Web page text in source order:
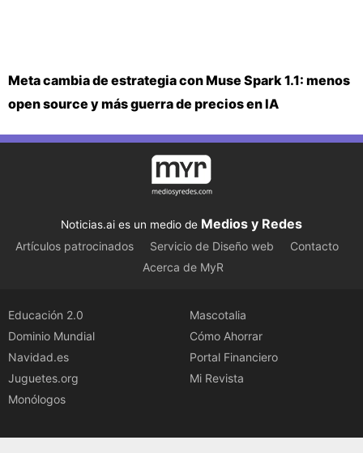
Meta cambia de estrategia con Muse Spark 1.1: menos
open source y más guerra de precios en IA
Noticias.ai es un medio de Medios y Redes
Artículos patrocinados Servicio de Diseño web
Contacto
Acerca de MyR
Educación 2.0
Dominio Mundial
Navidad.es
Juguetes.org
Monólogos
Mascotalia
Cómo Ahorrar
Portal Financiero
Mi Revista